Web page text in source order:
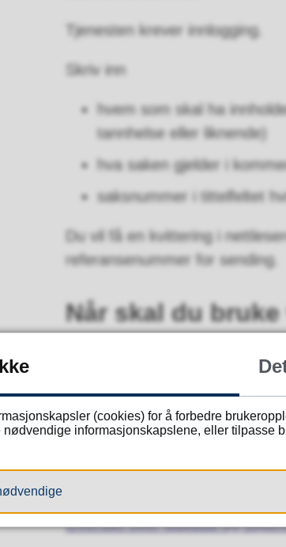
Tjenesten krever innlogging.
Skriv inn
hvem som skal ha
tannhelse eller liknende)
hva saken gjelder i
saksnummer i tittelfeltet
Du vil få en kvittering i
referansenummer for sending.
Når skal du
Epost til postmottaket i
Oversikt over tilskudd og
(cookies) for å forbedre
nødvendige informasjonskapslene, eller tilpasse